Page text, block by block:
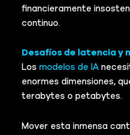
financieramente
continuo.
Desafíos de latencia y
Los modelos de IA
enormes dimensiones,
terabytes o petabytes.
Mover esta inmensa